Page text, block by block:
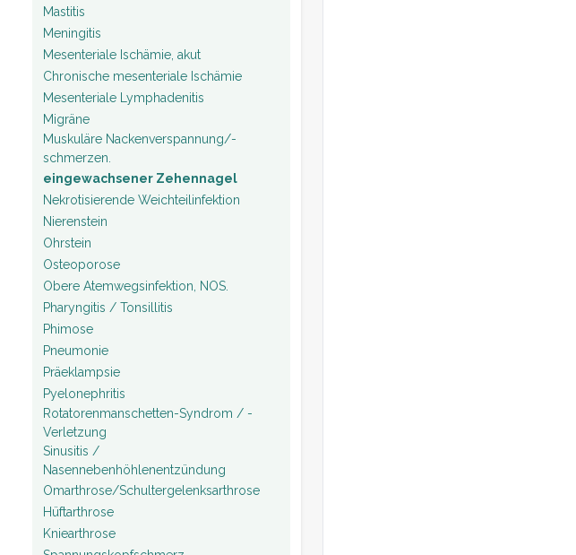
Mastitis
Meningitis
Mesenteriale Ischämie, akut
Chronische mesenteriale Ischämie
Mesenteriale Lymphadenitis
Migräne
Muskuläre Nackenverspannung/-
schmerzen.
eingewachsener Zehennagel
Nekrotisierende Weichteilinfektion
Nierenstein
Ohrstein
Osteoporose
Obere Atemwegsinfektion, NOS.
Pharyngitis / Tonsillitis
Phimose
Pneumonie
Präeklampsie
Pyelonephritis
Rotatorenmanschetten-Syndrom / -
Verletzung
Sinusitis /
Nasennebenhöhlenentzündung
Omarthrose/Schultergelenksarthrose
Hüftarthrose
Kniearthrose